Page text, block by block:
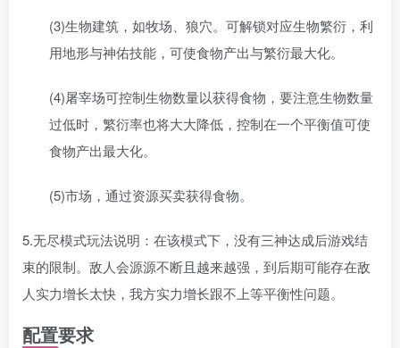
(3)生物建筑，如牧场、狼穴。可解锁对应生物繁衍，利
用地形与神佑技能，可使食物产出与繁衍最大化。
(4)屠宰场可控制生物数量以获得食物，要注意生物数量
过低时，繁衍率也将大大降低，控制在一个平衡值可使
食物产出最大化。
(5)市场，通过资源买卖获得食物。
5.无尽模式玩法说明：在该模式下，没有三神达成后游戏结
束的限制。敌人会源源不断且越来越强，到后期可能存在敌
人实力增长太快，我方实力增长跟不上等平衡性问题。
配置要求